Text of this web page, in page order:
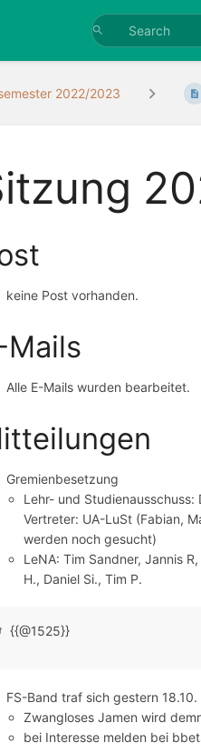
2022/2023
keine Post vorhanden.
Mails
Alle E-Mails wurden bearbeitet.
Gremienbesetzung
Lehr- und Studienausschuss:
Vertreter: UA-LuSt (Fabian,
werden noch gesucht)
LeNA: Tim Sandner, Jannis
H., Daniel Si., Tim P.
{{@1525}}
FS-Band traf sich gestern
Zwangloses Jamen wird
bei Interesse melden bei